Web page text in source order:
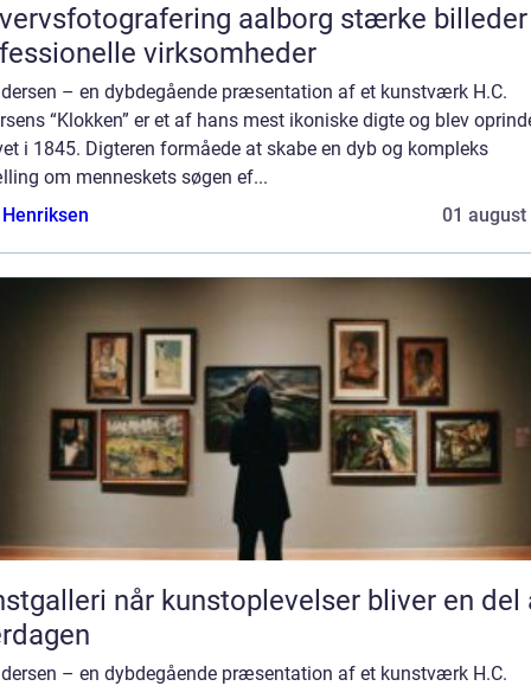
aalborg stærke billeder til
virksomheder
– en dybdegående præsentation af et kunstværk H.C.
“Klokken” er et af hans mest ikoniske digte og blev
i 1845. Digteren formåede at skabe en dyb og kompleks
om menneskets søgen ef...
01 august
kunstoplevelser bliver en del af
– en dybdegående præsentation af et kunstværk H.C.